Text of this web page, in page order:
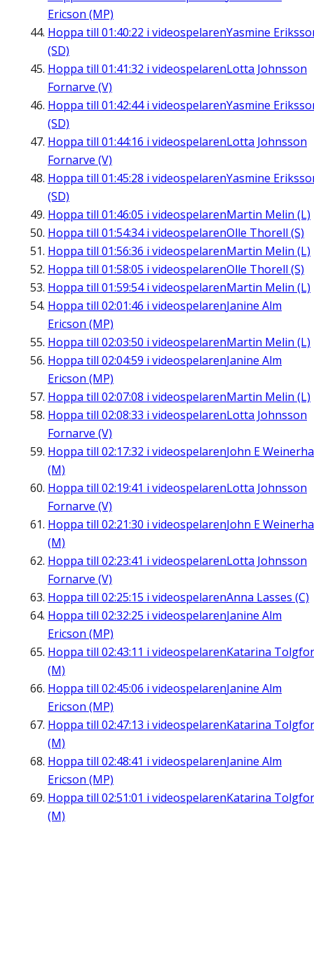
Ericson (MP)
Hoppa till 01:40:22 i videospelarenYasmine
(SD)
Hoppa till 01:41:32 i videospelarenLotta Johnsson
Fornarve (V)
Hoppa till 01:42:44i videospelarenYasmine
(SD)
Hoppa till 01:44:16 i videospelarenLotta Johnsson
Fornarve (V)
Hoppa till 01:45:28 i videospelarenYasmine
(SD)
Hoppa till 01:46:05 i videospelarenMartin Melin (L)
Hoppa till 01:54:34i videospelarenOlle Thorell (S)
Hoppa till 01:56:36 i videospelarenMartin Melin (L)
Hoppa till 01:58:05 i videospelarenOlle Thorell (S)
Hoppa till 01:59:54i videospelarenMartin Melin (L)
Hoppa till 02:01:46 i videospelarenJanine Alm
Ericson (MP)
Hoppa till 02:03:50 i videospelarenMartin Melin (L)
Hoppa till 02:04:59 i videospelarenJanine Alm
Ericson (MP)
Hoppa till 02:07:08 i videospelarenMartin Melin (L)
Hoppa till 02:08:33 i videospelarenLotta Johnsson
Fornarve (V)
Hoppa till 02:17:32 i videospelarenJohn E
(M)
Hoppa till 02:19:41 i videospelarenLotta Johnsson
Fornarve (V)
Hoppa till 02:21:30 i videospelarenJohn E
(M)
Hoppa till 02:23:41 i videospelarenLotta Johnsson
Fornarve (V)
Hoppa till 02:25:15 i videospelarenAnna Lasses (C)
Hoppa till 02:32:25 i videospelarenJanine Alm
Ericson (MP)
Hoppa till 02:43:11 i videospelarenKatarina
(M)
Hoppa till 02:45:06 i videospelarenJanine Alm
Ericson (MP)
Hoppa till 02:47:13 i videospelarenKatarina
(M)
Hoppa till 02:48:41 i videospelarenJanine Alm
Ericson (MP)
Hoppa till 02:51:01 i videospelarenKatarina
(M)